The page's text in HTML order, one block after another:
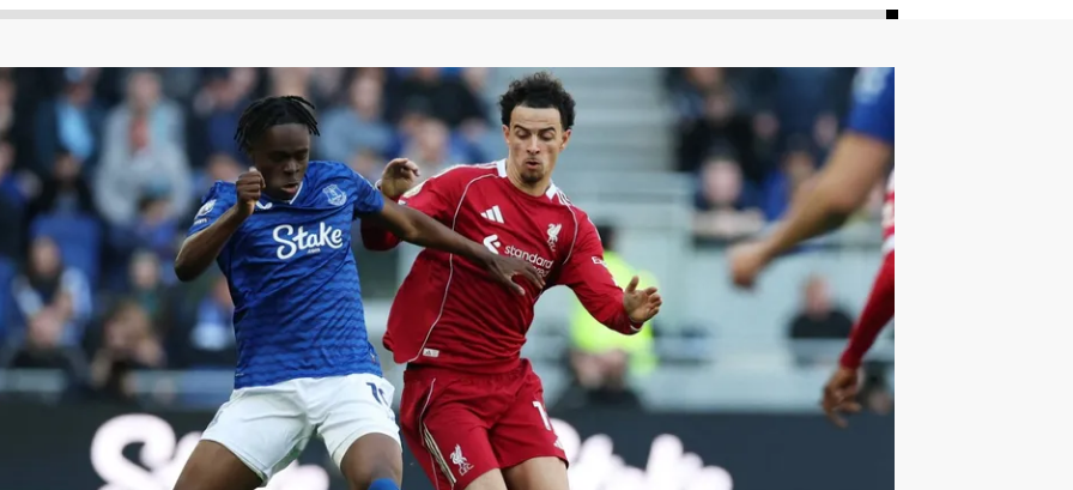
تصفيات أفريقيا لكأس العالم
الدوري الإنجليزي الممتاز
ليون
أمين غويري